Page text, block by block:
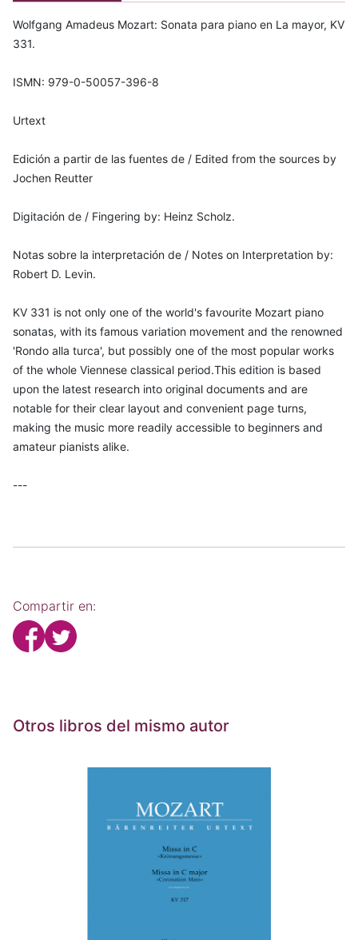
Wolfgang Amadeus Mozart: Sonata para piano en La mayor, KV
331.
ISMN: 979-0-50057-396-8
Urtext
Edición a partir de las fuentes de / Edited from the sources by
Jochen Reutter
Digitación de / Fingering by: Heinz Scholz.
Notas sobre la interpretación de / Notes on Interpretation by:
Robert D. Levin.
KV 331 is not only one of the world's favourite Mozart piano
sonatas, with its famous variation movement and the renowned
'Rondo alla turca', but possibly one of the most popular works
of the whole Viennese classical period.This edition is based
upon the latest research into original documents and are
notable for their clear layout and convenient page turns,
making the music more readily accessible to beginners and
amateur pianists alike.
---
Compartir en:
Otros libros del mismo autor